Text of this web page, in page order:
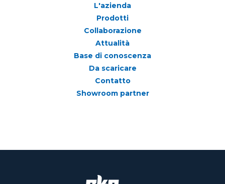
L'azienda
Prodotti
Collaborazione
Attualità
Base di conoscenza
Da scaricare
Contatto
Showroom partner